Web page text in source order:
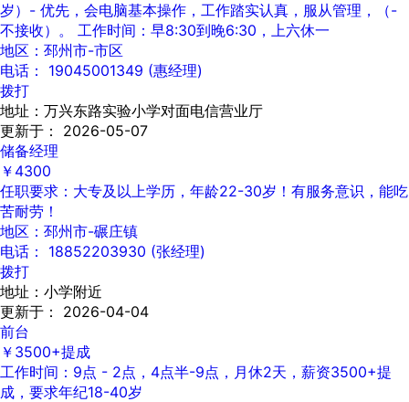
岁）- 优先，会电脑基本操作，工作踏实认真，服从管理，（-
不接收）。 工作时间：早8:30到晚6:30，上六休一
地区：邳州市-市区
电话： 19045001349 (惠经理)
拨打
地址：万兴东路实验小学对面电信营业厅
更新于： 2026-05-07
储备经理
￥4300
任职要求：大专及以上学历，年龄22-30岁！有服务意识，能吃
苦耐劳！
地区：邳州市-碾庄镇
电话： 18852203930 (张经理)
拨打
地址：小学附近
更新于： 2026-04-04
前台
￥3500+提成
工作时间：9点 - 2点，4点半-9点，月休2天，薪资3500+提
成，要求年纪18-40岁